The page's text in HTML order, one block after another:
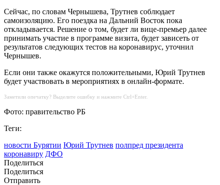
Сейчас, по словам Чернышева, Трутнев соблюдает
самоизоляцию. Его поездка на Дальний Восток пока
откладывается. Решение о том, будет ли вице-премьер далее
принимать участие в программе визита, будет зависеть от
результатов следующих тестов на коронавирус, уточнил
Чернышев.
Если они также окажутся положительными, Юрий Трутнев
будет участвовать в мероприятиях в онлайн-формате.
Заметили опечатку? Выделите ошибку и нажмите Ctrl+Enter.
Фото: правительство РБ
Теги:
новости Бурятии Юрий Трутнев полпред президента
коронавиру ДФО
Поделиться
Поделиться
Отправить